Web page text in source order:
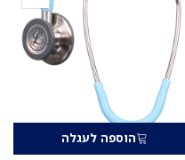
הוספה לעגלה